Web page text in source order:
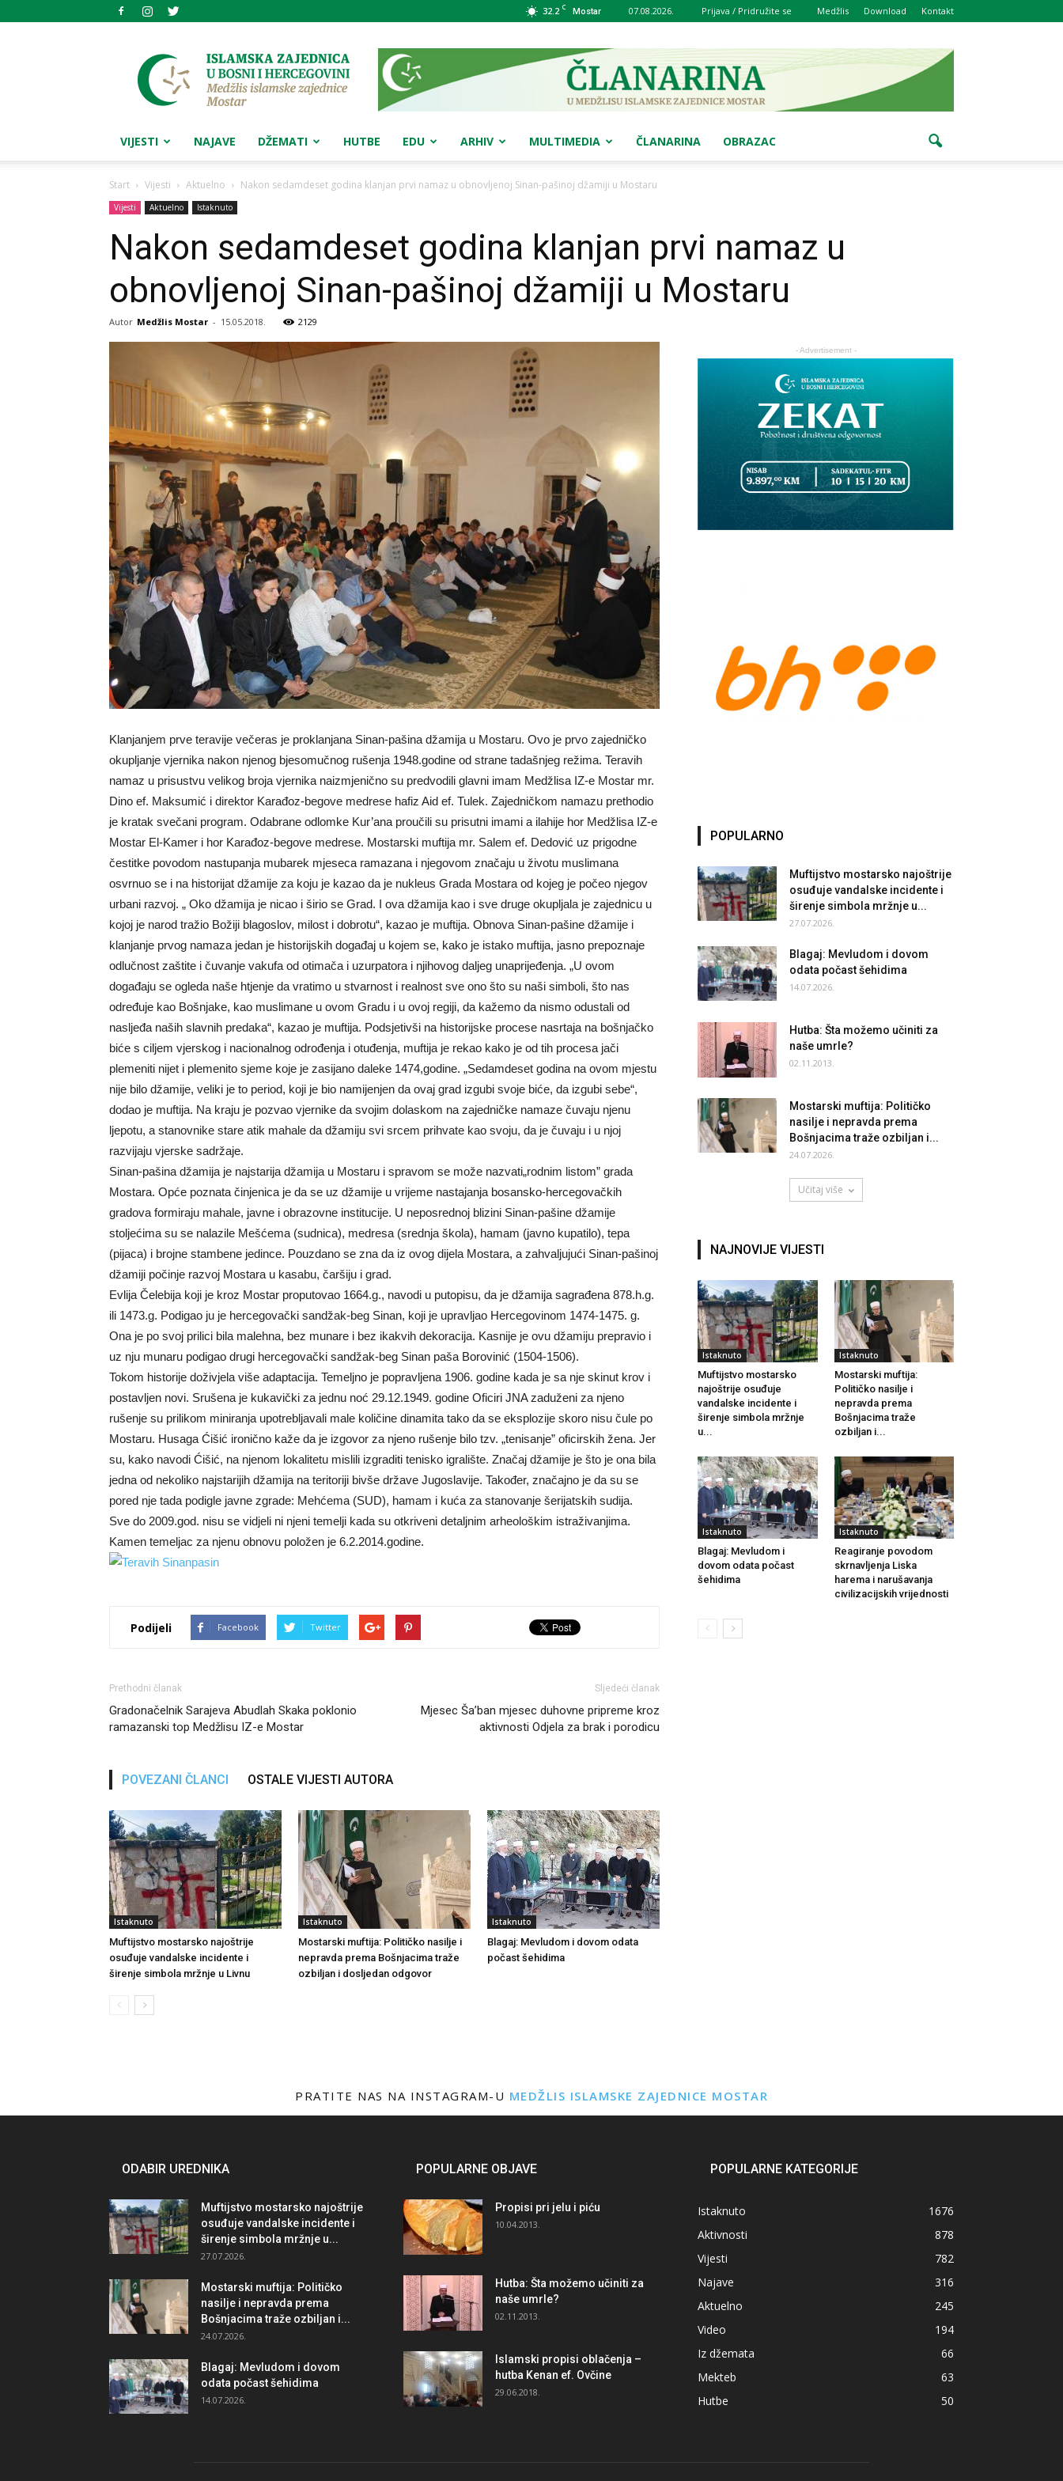
32.2 C Mostar 07.08.2026. Prijava / Pridružite se Medžlis Download Kontakt
Medžlis
islamske
zajednice
Mostar
VIJESTI NAJAVE DŽEMATI HUTBE EDU ARHIV MULTIMEDIA ČLANARINA OBRAZAC
Start Vijesti Aktuelno Nakon sedamdeset godina klanjan prvi namaz u obnovljenoj Sinan-pašinoj džamiji u Mostaru
Vijesti Aktuelno Istaknuto
Nakon sedamdeset godina klanjan prvi namaz u
obnovljenoj Sinan-pašinoj džamiji u Mostaru
Autor Medžlis Mostar - 15.05.2018. 2129
Klanjanjem prve teravije večeras je proklanjana Sinan-pašina džamija u Mostaru. Ovo je prvo zajedničko
okupljanje vjernika nakon njenog bjesomučnog rušenja 1948.godine od strane tadašnjeg režima. Teravih
namaz u prisustvu velikog broja vjernika naizmjenično su predvodili glavni imam Medžlisa IZ-e Mostar mr.
Dino ef. Maksumić i direktor Karađoz-begove medrese hafiz Aid ef. Tulek. Zajedničkom namazu prethodio
je kratak svečani program. Odabrane odlomke Kur’ana proučili su prisutni imami a ilahije hor Medžlisa IZ-e
Mostar El-Kamer i hor Karađoz-begove medrese. Mostarski muftija mr. Salem ef. Dedović uz prigodne
čestitke povodom nastupanja mubarek mjeseca ramazana i njegovom značaju u životu muslimana
osvrnuo se i na historijat džamije za koju je kazao da je nukleus Grada Mostara od kojeg je počeo njegov
urbani razvoj. „ Oko džamija je nicao i širio se Grad. I ova džamija kao i sve druge okupljala je zajednicu u
kojoj je narod tražio Božiji blagoslov, milost i dobrotu“, kazao je muftija. Obnova Sinan-pašine džamije i
klanjanje prvog namaza jedan je historijskih događaj u kojem se, kako je istako muftija, jasno prepoznaje
odlučnost zaštite i čuvanje vakufa od otimača i uzurpatora i njihovog daljeg unaprijeđenja. „U ovom
događaju se ogleda naše htjenje da vratimo u stvarnost i realnost sve ono što su naši simboli, što nas
određuje kao Bošnjake, kao muslimane u ovom Gradu i u ovoj regiji, da kažemo da nismo odustali od
nasljeđa naših slavnih predaka“, kazao je muftija. Podsjetivši na historijske procese nasrtaja na bošnjačko
biće s ciljem vjerskog i nacionalnog odrođenja i otuđenja, muftija je rekao kako je od tih procesa jači
plemeniti nijet i plemenito sjeme koje je zasijano daleke 1474,godine. „Sedamdeset godina na ovom mjestu
nije bilo džamije, veliki je to period, koji je bio namijenjen da ovaj grad izgubi svoje biće, da izgubi sebe“,
dodao je muftija. Na kraju je pozvao vjernike da svojim dolaskom na zajedničke namaze čuvaju njenu
ljepotu, a stanovnike stare atik mahale da džamiju svi srcem prihvate kao svoju, da je čuvaju i u njoj
razvijaju vjerske sadržaje.
Sinan-pašina džamija je najstarija džamija u Mostaru i spravom se može nazvati„rodnim listom” grada
Mostara. Opće poznata činjenica je da se uz džamije u vrijeme nastajanja bosansko-hercegovačkih
gradova formiraju mahale, javne i obrazovne institucije. U neposrednoj blizini Sinan-pašine džamije
stoljećima su se nalazile Mešćema (sudnica), medresa (srednja škola), hamam (javno kupatilo), tepa
(pijaca) i brojne stambene jedince. Pouzdano se zna da iz ovog dijela Mostara, a zahvaljujući Sinan-pašinoj
džamiji počinje razvoj Mostara u kasabu, čaršiju i grad.
Evlija Čelebija koji je kroz Mostar proputovao 1664.g., navodi u putopisu, da je džamija sagrađena 878.h.g.
ili 1473.g. Podigao ju je hercegovački sandžak-beg Sinan, koji je upravljao Hercegovinom 1474-1475. g.
Ona je po svoj prilici bila malehna, bez munare i bez ikakvih dekoracija. Kasnije je ovu džamiju prepravio i
uz nju munaru podigao drugi hercegovački sandžak-beg Sinan paša Borovinić (1504-1506).
Tokom historije doživjela više adaptacija. Temeljno je popravljena 1906. godine kada je sa nje skinut krov i
postavljen novi. Srušena je kukavički za jednu noć 29.12.1949. godine Oficiri JNA zaduženi za njeno
rušenje su prilikom miniranja upotrebljavali male količine dinamita tako da se eksplozije skoro nisu čule po
Mostaru. Husaga Ćišić ironično kaže da je izgovor za njeno rušenje bilo tzv. „tenisanje” oficirskih žena. Jer
su, kako navodi Ćišić, na njenom lokalitetu mislili izgraditi tenisko igralište. Značaj džamije je što je ona bila
jedna od nekoliko najstarijih džamija na teritoriji bivše države Jugoslavije. Također, značajno je da su se
pored nje tada podigle javne zgrade: Mehćema (SUD), hamam i kuća za stanovanje šerijatskih sudija.
Sve do 2009.god. nisu se vidjeli ni njeni temelji kada su otkriveni detaljnim arheološkim istraživanjima.
Kamen temeljac za njenu obnovu položen je 6.2.2014.godine.
Podijeli Facebook Twitter
Prethodni članak
Gradonačelnik Sarajeva Abudlah Skaka poklonio
ramazanski top Medžlisu IZ-e Mostar
Sljedeći članak
Mjesec Ša’ban mjesec duhovne pripreme kroz
aktivnosti Odjela za brak i porodicu
POVEZANI ČLANCI OSTALE VIJESTI AUTORA
Istaknuto
Muftijstvo mostarsko najoštrije
osuđuje vandalske incidente i
širenje simbola mržnje u Livnu
Istaknuto
Mostarski muftija: Političko nasilje i
nepravda prema Bošnjacima traže
ozbiljan i dosljedan odgovor
Istaknuto
Blagaj: Mevludom i dovom odata
počast šehidima
- Advertisement -
POPULARNO
Muftijstvo mostarsko najoštrije
osuđuje vandalske incidente i
širenje simbola mržnje u...
27.07.2026.
Blagaj: Mevludom i dovom
odata počast šehidima
14.07.2026.
Hutba: Šta možemo učiniti za
naše umrle?
02.11.2013.
Mostarski muftija: Političko
nasilje i nepravda prema
Bošnjacima traže ozbiljan i...
24.07.2026.
Učitaj više
NAJNOVIJE VIJESTI
Istaknuto
Muftijstvo mostarsko
najoštrije osuđuje
vandalske incidente i
širenje simbola mržnje
u...
Istaknuto
Mostarski muftija:
Političko nasilje i
nepravda prema
Bošnjacima traže
ozbiljan i...
Istaknuto
Blagaj: Mevludom i
dovom odata počast
šehidima
Istaknuto
Reagiranje povodom
skrnavljenja Liska
harema i narušavanja
civilizacijskih vrijednosti
PRATITE NAS NA INSTAGRAM-U MEDŽLIS ISLAMSKE ZAJEDNICE MOSTAR
ODABIR UREDNIKA
Muftijstvo mostarsko najoštrije
osuđuje vandalske incidente i
širenje simbola mržnje u...
27.07.2026.
Mostarski muftija: Političko
nasilje i nepravda prema
Bošnjacima traže ozbiljan i...
24.07.2026.
Blagaj: Mevludom i dovom
odata počast šehidima
14.07.2026.
POPULARNE OBJAVE
Propisi pri jelu i piću
10.04.2013.
Hutba: Šta možemo učiniti za
naše umrle?
02.11.2013.
Islamski propisi oblačenja –
hutba Kenan ef. Ovčine
29.06.2018.
POPULARNE KATEGORIJE
Istaknuto
1676
Aktivnosti
878
Vijesti
782
Najave
316
Aktuelno
245
Video
194
Iz džemata
66
Mekteb
63
Hutbe
50